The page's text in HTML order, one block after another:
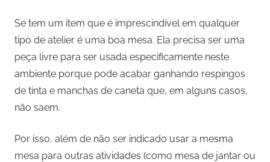
Se tem um item que é imprescindível em qualquer
tipo de atelier é uma boa mesa. Ela precisa ser uma
peça livre para ser usada especificamente neste
ambiente porque pode acabar ganhando respingos
de tinta e manchas de caneta que, em alguns casos,
não saem.
Por isso, além de não ser indicado usar a mesma
mesa para outras atividades (como mesa de jantar ou